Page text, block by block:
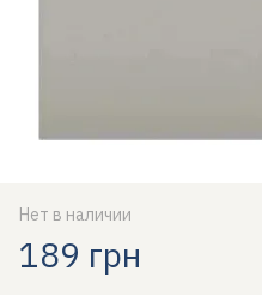
Нет в наличии
189 грн